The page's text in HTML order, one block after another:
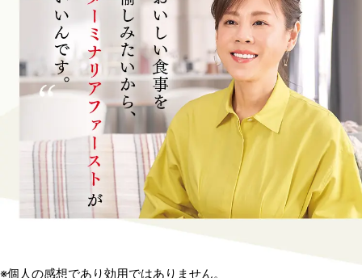
※個人の感想であり効用ではありません。